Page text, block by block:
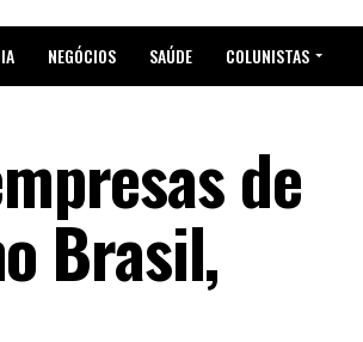
NEGÓCIOS SAÚDE COLUNISTAS
de
Brasil,